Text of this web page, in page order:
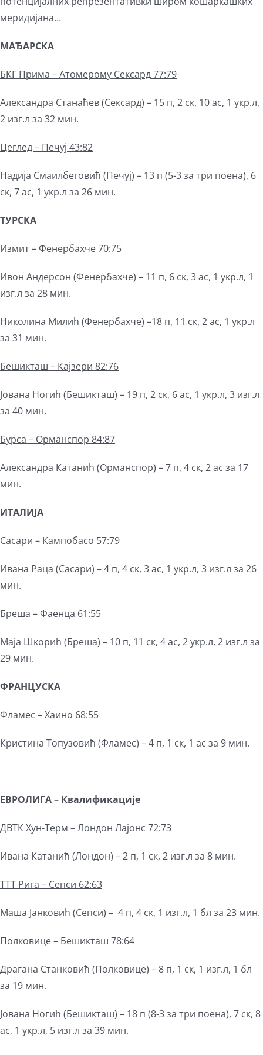
меридијана…
МАЂАРСКА
БКГ Прима – Атомерому Сексард 77:79
Aлександра Станаћев (Сексард) – 15 п, 2 ск, 10 ас, 1 укр.л,
2 изг.л за 32 мин.
Цеглед – Печуј 43:82
Надија Смаилбеговић (Печуј) – 13 п (5-3 за три поена), 6
ск, 7 ас, 1 укр.л за 26 мин.
ТУРСКА
Измит – Фенербахче 70:75
Ивон Андерсон (Фенербахче) – 11 п, 6 ск, 3 ас, 1 укр.л, 1
изг.л за 28 мин.
Николина Милић (Фенербахче) –18 п, 11 ск, 2 ас, 1 укр.л
за 31 мин.
Бешикташ – Кајзери 82:76
Јована Ногић (Бешикташ) – 19 п, 2 ск, 6 ас, 1 укр.л, 3 изг.л
за 40 мин.
Бурса – Орманспор 84:87
Александра Катанић (Орманспор) – 7 п, 4 ск, 2 ас за 17
мин.
ИТАЛИЈА
Сасари – Кампобасо 57:79
Ивана Раца (Сасари) – 4 п, 4 ск, 3 ас, 1 укр.л, 3 изг.л за 26
мин.
Бреша – Фаенца 61:55
Маја Шкорић (Бреша) – 10 п, 11 ск, 4 ас, 2 укр.л, 2 изг.л за
29 мин.
ФРАНЦУСКА
Фламес – Хаино 68:55
Кристина Топузовић (Фламес) – 4 п, 1 ск, 1 ас за 9 мин.
ЕВРОЛИГА– Квалификације
ДВТК Хун-Терм – Лондон Лајонс 72:73
Ивана Катанић (Лондон) – 2 п, 1 ск, 2 изг.л за 8 мин.
ТТТ Рига – Сепси 62:63
Маша Јанковић (Сепси) – 4 п, 4 ск, 1 изг.л, 1 бл за 23 мин.
Полковице– Бешикташ 78:64
Драгана Станковић (Полковице) – 8 п, 1 ск, 1 изг.л, 1 бл
за 19 мин.
Јована Ногић (Бешикташ) – 18 п (8-3 за три поена), 7 ск, 8
ас, 1 укр.л, 5 изг.л за 39 мин.